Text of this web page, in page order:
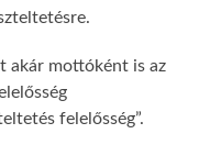
akár mottóként is az
felelősség”.